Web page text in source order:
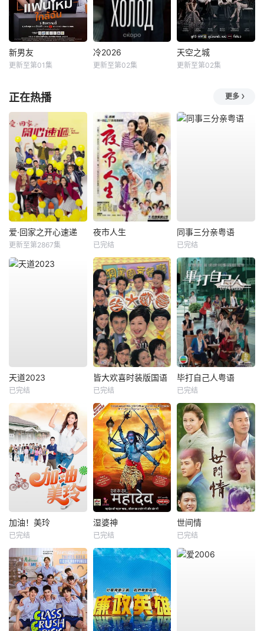
新男友
更新至第01集
冷2026
更新至第02集
天空之城
更新至第02集
正在热播 更多
爱·回家之开心速递
更新至第2867集
夜市人生
已完结
同事三分亲粤语
已完结
天道2023
已完结
皆大欢喜时装版国语
已完结
毕打自己人粤语
已完结
加油！美玲
已完结
湿婆神
已完结
世间情
已完结